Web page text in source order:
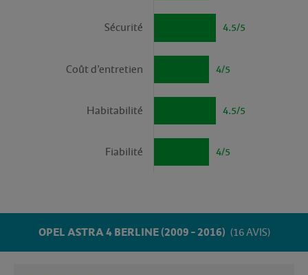
4.5/5
Sécurité
4/5
Coût d’entretien
4.5/5
Habitabilité
4/5
Fiabilité
OPEL ASTRA 4 BERLINE (2009 - 2016) (16 AVIS)